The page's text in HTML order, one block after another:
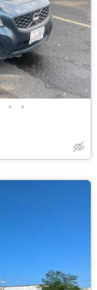
• •